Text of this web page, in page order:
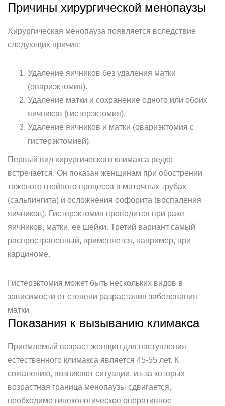
Причины хирургической менопаузы
Хирургическая менопауза появляется вследствие
следующих причин:
Удаление яичников без удаления матки
(овариэктомия).
Удаление матки и сохранение одного или обоих
яичников (гистерэктомия).
Удаление яичников и матки (овариэктомия с
гистерэктомией).
Первый вид хирургического климакса редко
встречается. Он показан женщинам при обострении
тяжелого гнойного процесса в маточных трубах
(сальпингита) и осложнения оофорита (воспаления
яичников). Гистерэктомия проводится при раке
яичников, матки, ее шейки. Третий вариант самый
распространенный, применяется, например, при
карциноме.
Гистерэктомия может быть нескольких видов в
зависимости от степени разрастания заболевания
матки
Показания к вызыванию климакса
Приемлемый возраст женщин для наступления
естественного климакса является 45-55 лет. К
сожалению, возникают ситуации, из-за которых
возрастная граница менопаузы сдвигается,
необходимо гинекологическое оперативное